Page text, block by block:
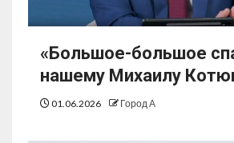
«Большое-большое
нашему Михаилу
01.06.2026 Город А